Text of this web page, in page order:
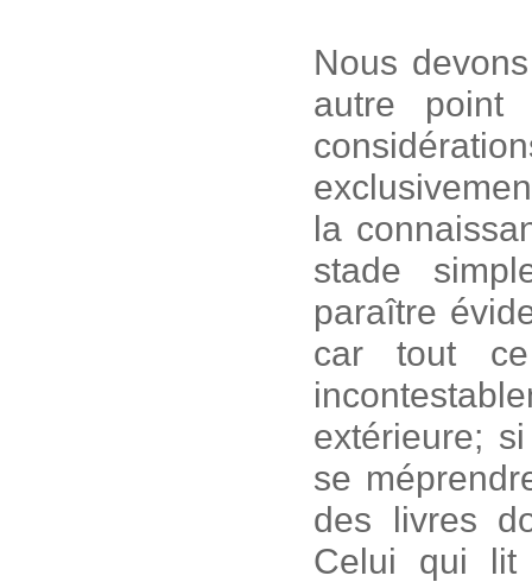
Nous
autre point
la
stade
paraître
car tout ce
extérieure;
se
des livres
Celui qui